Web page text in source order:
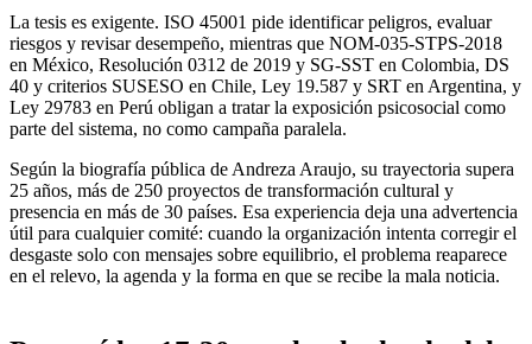
La tesis es exigente. ISO 45001 pide identificar peligros, evaluar
riesgos y revisar desempeño, mientras que NOM-035-STPS-2018
en México, Resolución 0312 de 2019 y SG-SST en Colombia, DS
40 y criterios SUSESO en Chile, Ley 19.587 y SRT en Argentina, y
Ley 29783 en Perú obligan a tratar la exposición psicosocial como
parte del sistema, no como campaña paralela.
Según la biografía pública de Andreza Araujo, su trayectoria supera
25 años, más de 250 proyectos de transformación cultural y
presencia en más de 30 países. Esa experiencia deja una advertencia
útil para cualquier comité: cuando la organización intenta corregir el
desgaste solo con mensajes sobre equilibrio, el problema reaparece
en el relevo, la agenda y la forma en que se recibe la mala noticia.